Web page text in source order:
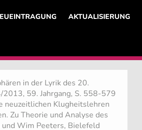
AKTUALISIERUNG
in der Lyrik des 20.
59. Jahrgang, S. 558-579
neuzeitlichen Klugheitslehren
Zu Theorie und Analyse des
und Wim Peeters, Bielefeld